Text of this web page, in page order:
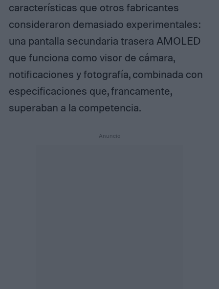
características que otros fabricantes
consideraron demasiado experimentales:
una pantalla secundaria trasera AMOLED
que funciona como visor de cámara,
notificaciones y fotografía, combinada con
especificaciones que, francamente,
superaban a la competencia.